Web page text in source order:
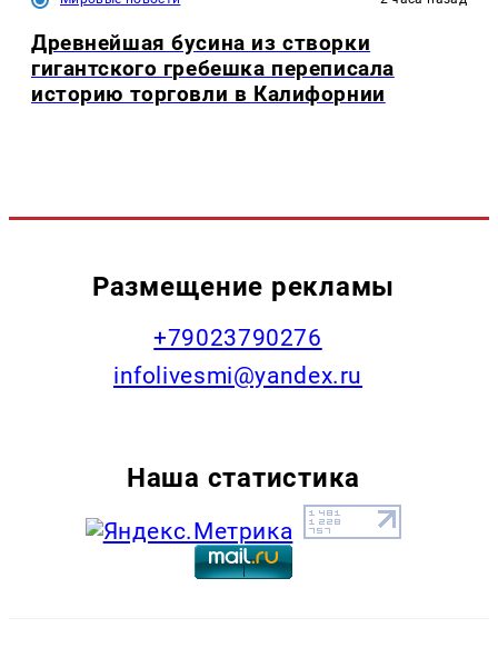
Древнейшая бусина из створки
гигантского гребешка переписала
историю торговли в Калифорнии
Размещение рекламы
+79023790276
infolivesmi@yandex.ru
Наша статистика